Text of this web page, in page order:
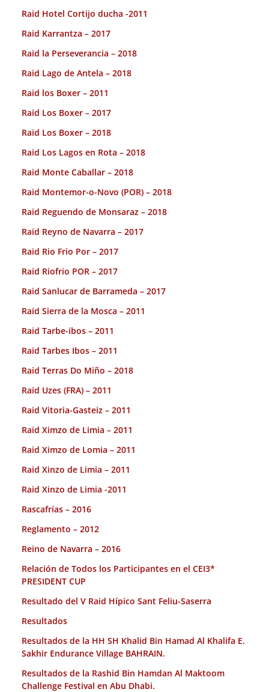
Raid Hotel Cortijo ducha -2011
Raid Karrantza – 2017
Raid la Perseverancia – 2018
Raid Lago de Antela – 2018
Raid los Boxer – 2011
Raid Los Boxer – 2017
Raid Los Boxer – 2018
Raid Los Lagos en Rota – 2018
Raid Monte Caballar – 2018
Raid Montemor-o-Novo (POR) – 2018
Raid Reguendo de Monsaraz – 2018
Raid Reyno de Navarra – 2017
Raid Rio Frio Por – 2017
Raid Riofrio POR – 2017
Raid Sanlucar de Barrameda – 2017
Raid Sierra de la Mosca – 2011
Raid Tarbe-ibos – 2011
Raid Tarbes Ibos – 2011
Raid Terras Do Miño – 2018
Raid Uzes (FRA) – 2011
Raid Vitoria-Gasteiz – 2011
Raid Ximzo de Limia – 2011
Raid Ximzo de Lomia – 2011
Raid Xinzo de Limia – 2011
Raid Xinzo de Limia -2011
Rascafrías – 2016
Reglamento – 2012
Reino de Navarra – 2016
Relación de Todos los Participantes en el CEI3*
PRESIDENT CUP
Resultado del V Raid Hípico Sant Feliu-Saserra
Resultados
Resultados de la HH SH Khalid Bin Hamad Al Khalifa E.
Sakhir Endurance Village BAHRAIN.
Resultados de la Rashid Bin Hamdan Al Maktoom
Challenge Festival en Abu Dhabi.